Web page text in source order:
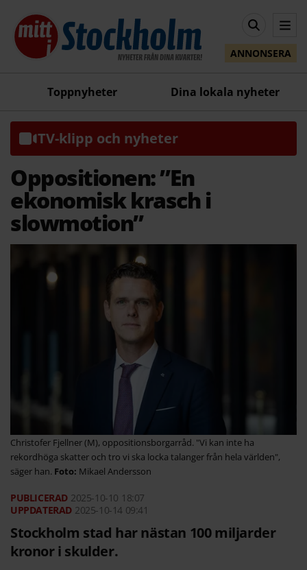
ANNONSERA
Toppnyheter Dina lokala nyheter
TV-klipp och nyheter
Oppositionen: ”En
ekonomisk krasch i
slowmotion”
Christofer Fjellner (M), oppositionsborgarråd. "Vi kan inte ha
rekordhöga skatter och tro vi ska locka talanger från hela världen",
säger han.
Mikael Andersson
2025-10-10 18:07
2025-10-14 09:41
Stockholm stad har nästan 100 miljarder
kronor i skulder.